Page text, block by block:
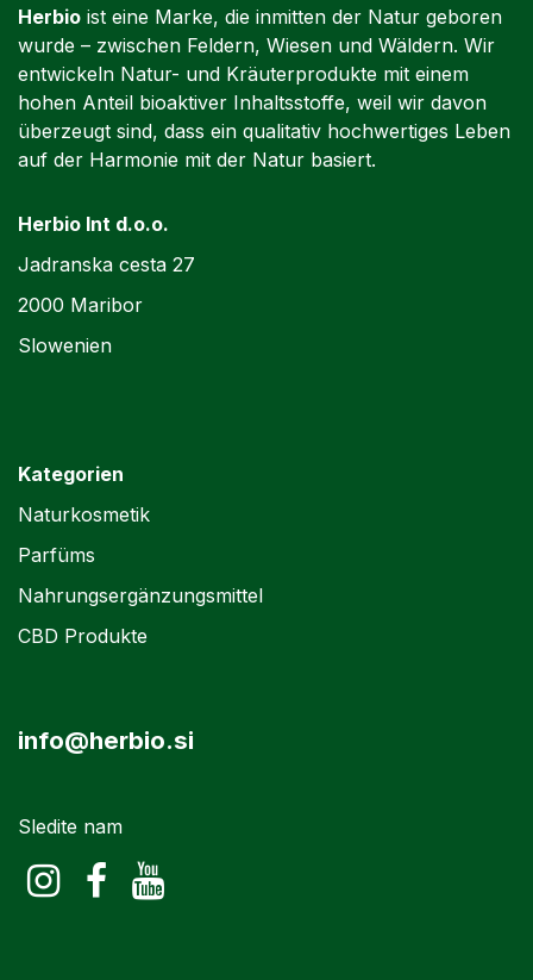
Herbio ist eine Marke, die inmitten der Natur geboren
wurde – zwischen Feldern, Wiesen und Wäldern. Wir
entwickeln Natur- und Kräuterprodukte mit einem
hohen Anteil bioaktiver Inhaltsstoffe, weil wir davon
überzeugt sind, dass ein qualitativ hochwertiges Leben
auf der Harmonie mit der Natur basiert.
Herbio Int d.o.o.
Jadranska cesta 27
2000 Maribor
Slowenien
Kategorien
Naturkosmetik
Parfüms
Nahrungsergänzungsmittel
CBD Produkte
info@herbio.si
Sledite nam